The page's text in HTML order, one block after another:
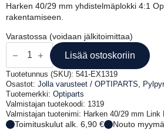
Harken 40/29 mm yhdistelmäplokki 4:1
rakentamiseen.
Varastossa (voidaan jälkitoimittaa)
Harken
40/29
mm
yhdistelmäplokki
määrä
Lisää ostoskoriin
Tuotetunnus (SKU): 541-EX1319
Osastot: Jolla varusteet / OPTIPARTS
Tuotemerkki: Optiparts
Valmistajan tuotekoodi: 1319
Valmistajan tuotenimi: Harken 40/29 mm Link
Toimituskulut alk. 6,90 €
Nouto